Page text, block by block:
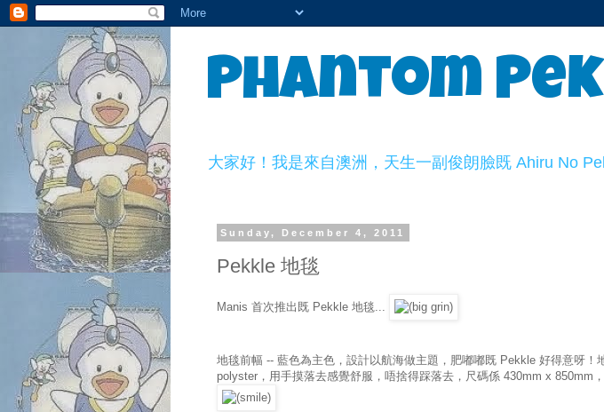
Phantom
大家好！我是來自澳洲，天生一副俊朗臉既 Ahiru No
Sunday, December 4, 2011
Pekkle 地毯
Manis 首次推出既 Pekkle 地毯...
地毯前幅 -- 藍色為主色，設計以航海做主題，肥嘟嘟既 Pekkle 好得意呀！
polyster，用手摸落去感覺舒服，唔捨得踩落去，尺碼係 430mm x 850mm，